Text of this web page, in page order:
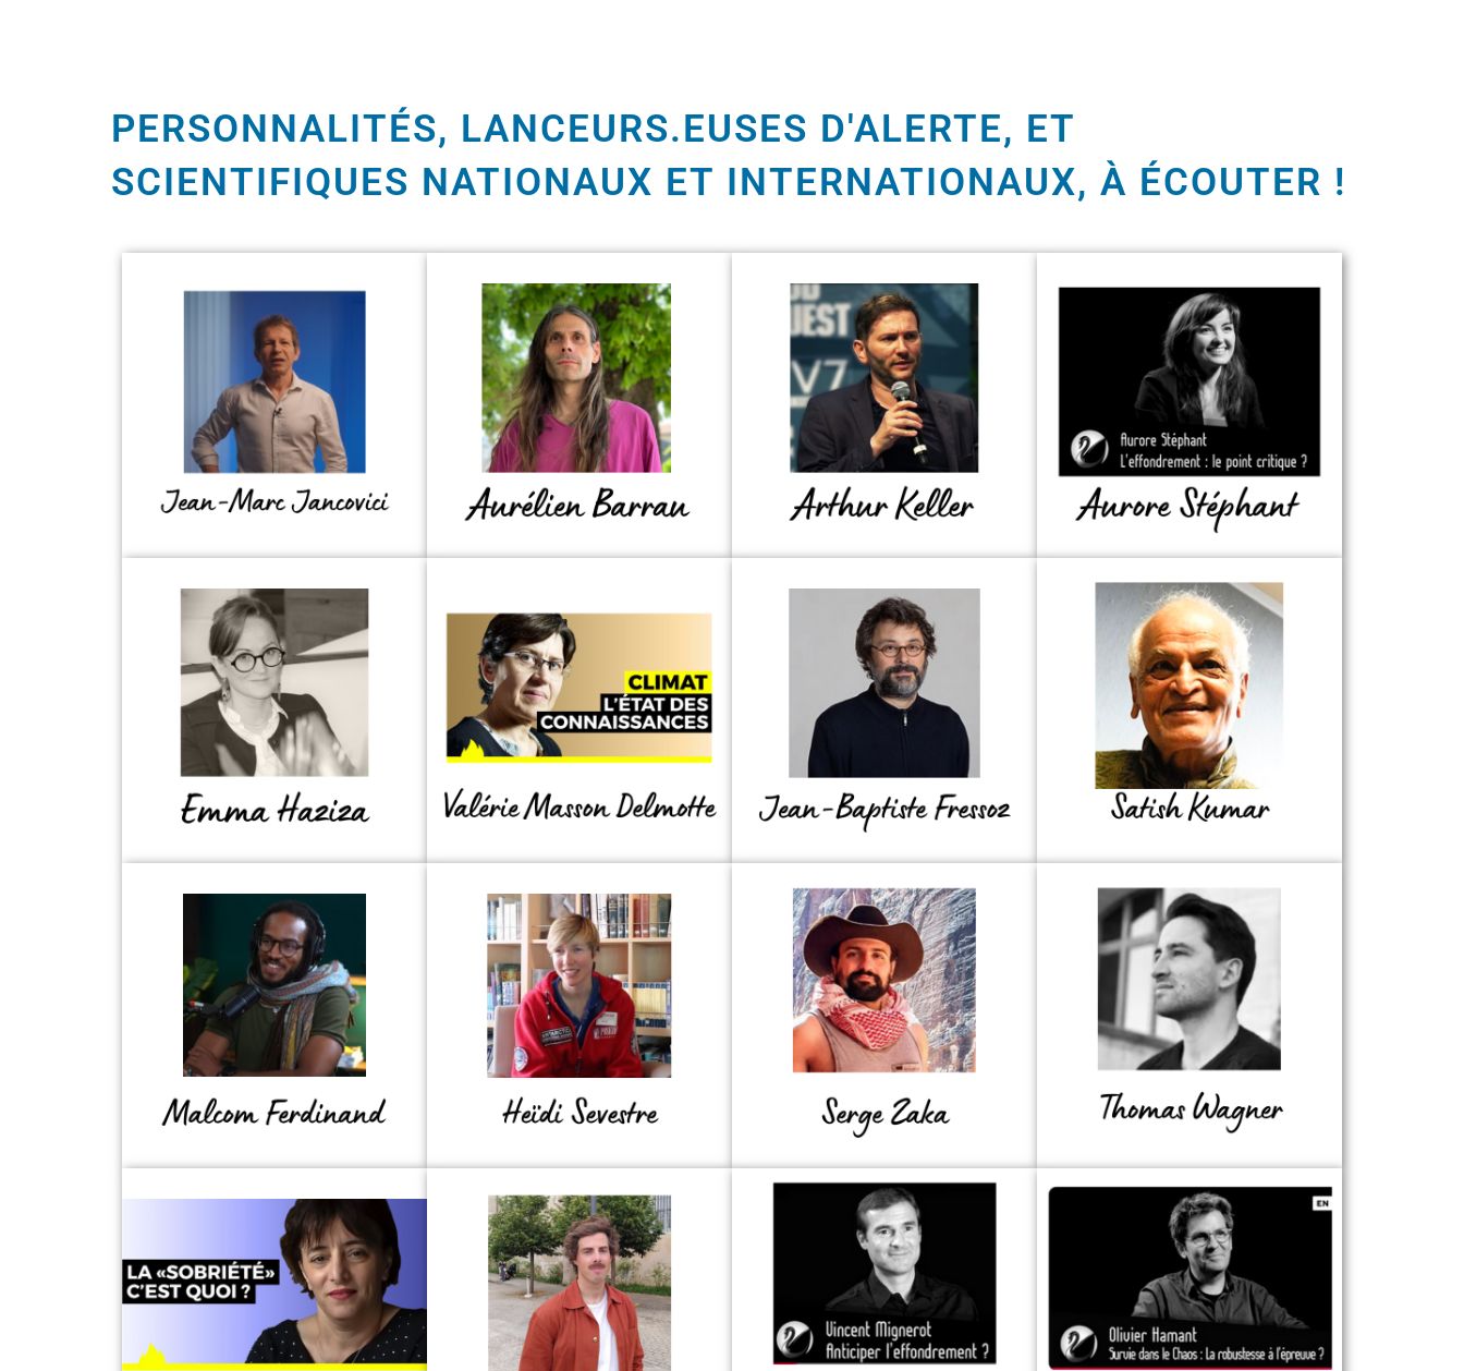
PERSONNALITÉS, LANCEURS.EUSES D'ALERTE, ET
SCIENTIFIQUES NATIONAUX ET INTERNATIONAUX, À ÉCOUTER !